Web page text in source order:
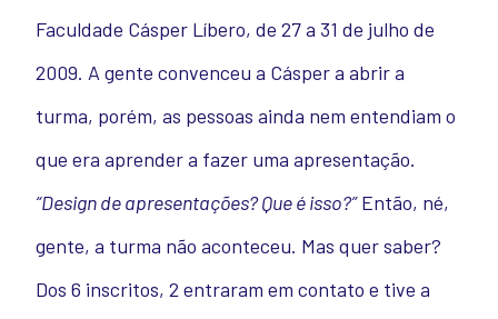
Faculdade Cásper Líbero, de 27 a 31 de julho de
2009. A gente convenceu a Cásper a abrir a
turma, porém, as pessoas ainda nem entendiam o
que era aprender a fazer uma apresentação.
“Design de apresentações? Que é isso?”Então, né,
gente, a turma não aconteceu. Mas quer saber?
Dos 6 inscritos, 2 entraram em contato e tive a